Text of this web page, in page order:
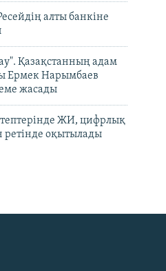
алты банкіне
Қазақстанның адам
Ермек Нарымбаев
жасады
ЖИ, цифрлық
ретінде оқытылады